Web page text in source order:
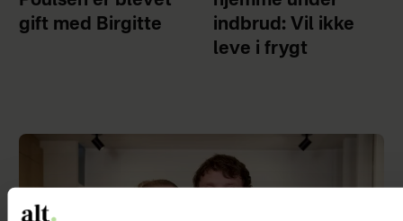
gift med Birgitte
indbrud: Vil ikke
leve i frygt